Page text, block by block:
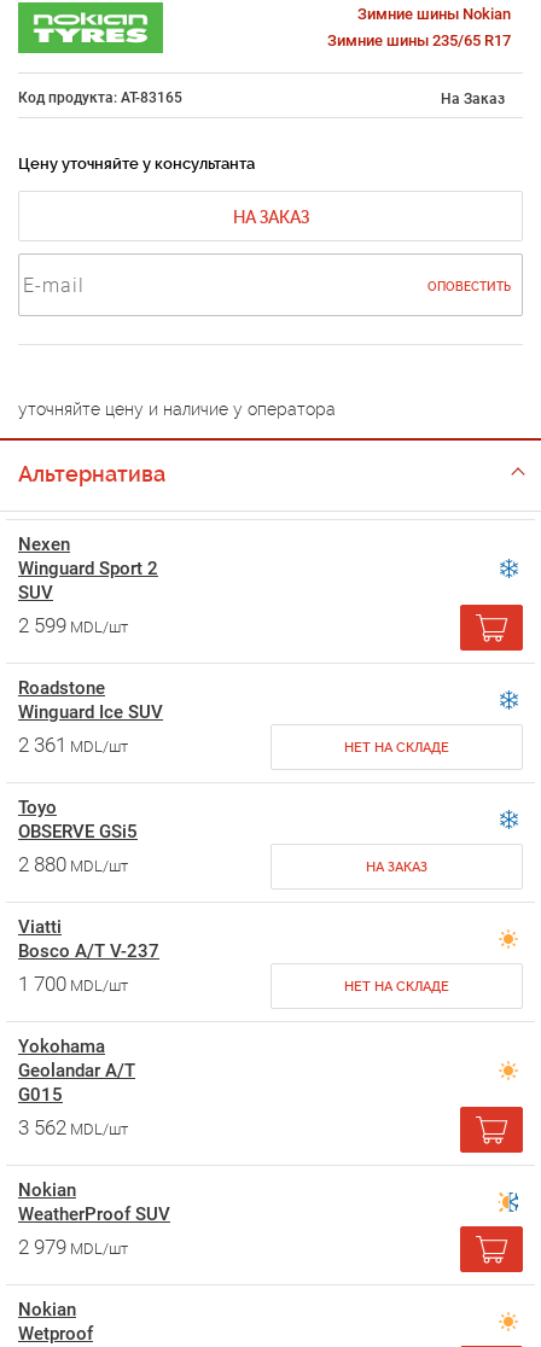
Зимние шины Nokian
Зимние шины 235/65 R17
Код продукта: AT-83165 На Заказ
Цену уточняйте у консультанта
НА ЗАКАЗ
ОПОВЕСТИТЬ
уточняйте цену и наличие у оператора
Альтернатива
Nexen
Winguard Sport 2
SUV
2 599 MDL/шт
Roadstone
Winguard Ice SUV
2 361 MDL/шт НЕТ НА СКЛАДЕ
Toyo
OBSERVE GSi5
2 880 MDL/шт НА ЗАКАЗ
Viatti
Bosco A/T V-237
1 700 MDL/шт НЕТ НА СКЛАДЕ
Yokohama
Geolandar A/T
G015
3 562 MDL/шт
Nokian
WeatherProof SUV
2 979 MDL/шт
Nokian
Wetproof